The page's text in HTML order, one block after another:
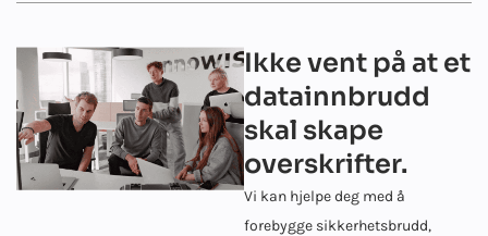
Ikke vent på at et
datainnbrudd
skal skape
overskrifter.
Vi kan hjelpe deg med å
forebygge sikkerhetsbrudd,